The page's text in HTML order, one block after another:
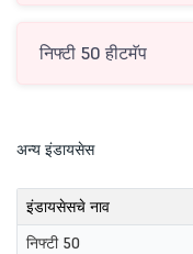
निफ्टी 50 हीटमॅप
अन्य इंडायसेस
इंडायसेसचे नाव
निफ्टी 50